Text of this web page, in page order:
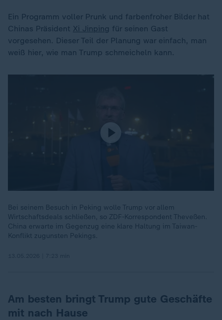
Ein Programm voller Prunk und farbenfroher Bilder hat
Chinas Präsident Xi Jinping für seinen Gast
vorgesehen. Dieser Teil der Planung war einfach, man
weiß hier, wie man Trump schmeicheln kann.
Bei seinem Besuch in Peking wolle Trump vor allem
Wirtschaftsdeals schließen, so ZDF-Korrespondent Theveßen.
China erwarte im Gegenzug eine klare Haltung im Taiwan-
Konflikt zugunsten Pekings.
Am besten bringt Trump gute Geschäfte
mit nach Hause